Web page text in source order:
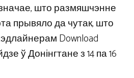
што размяшчэнне
прывяло да чутак, што
Download
ў Донінгтане з 14 па 16